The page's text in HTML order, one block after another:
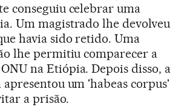
conseguiu celebrar uma
Um magistrado lhe devolveu
havia sido retido. Uma
lhe permitiu comparecer a
na Etiópia. Depois disso, a
apresentou um 'habeas corpus'
a prisão.